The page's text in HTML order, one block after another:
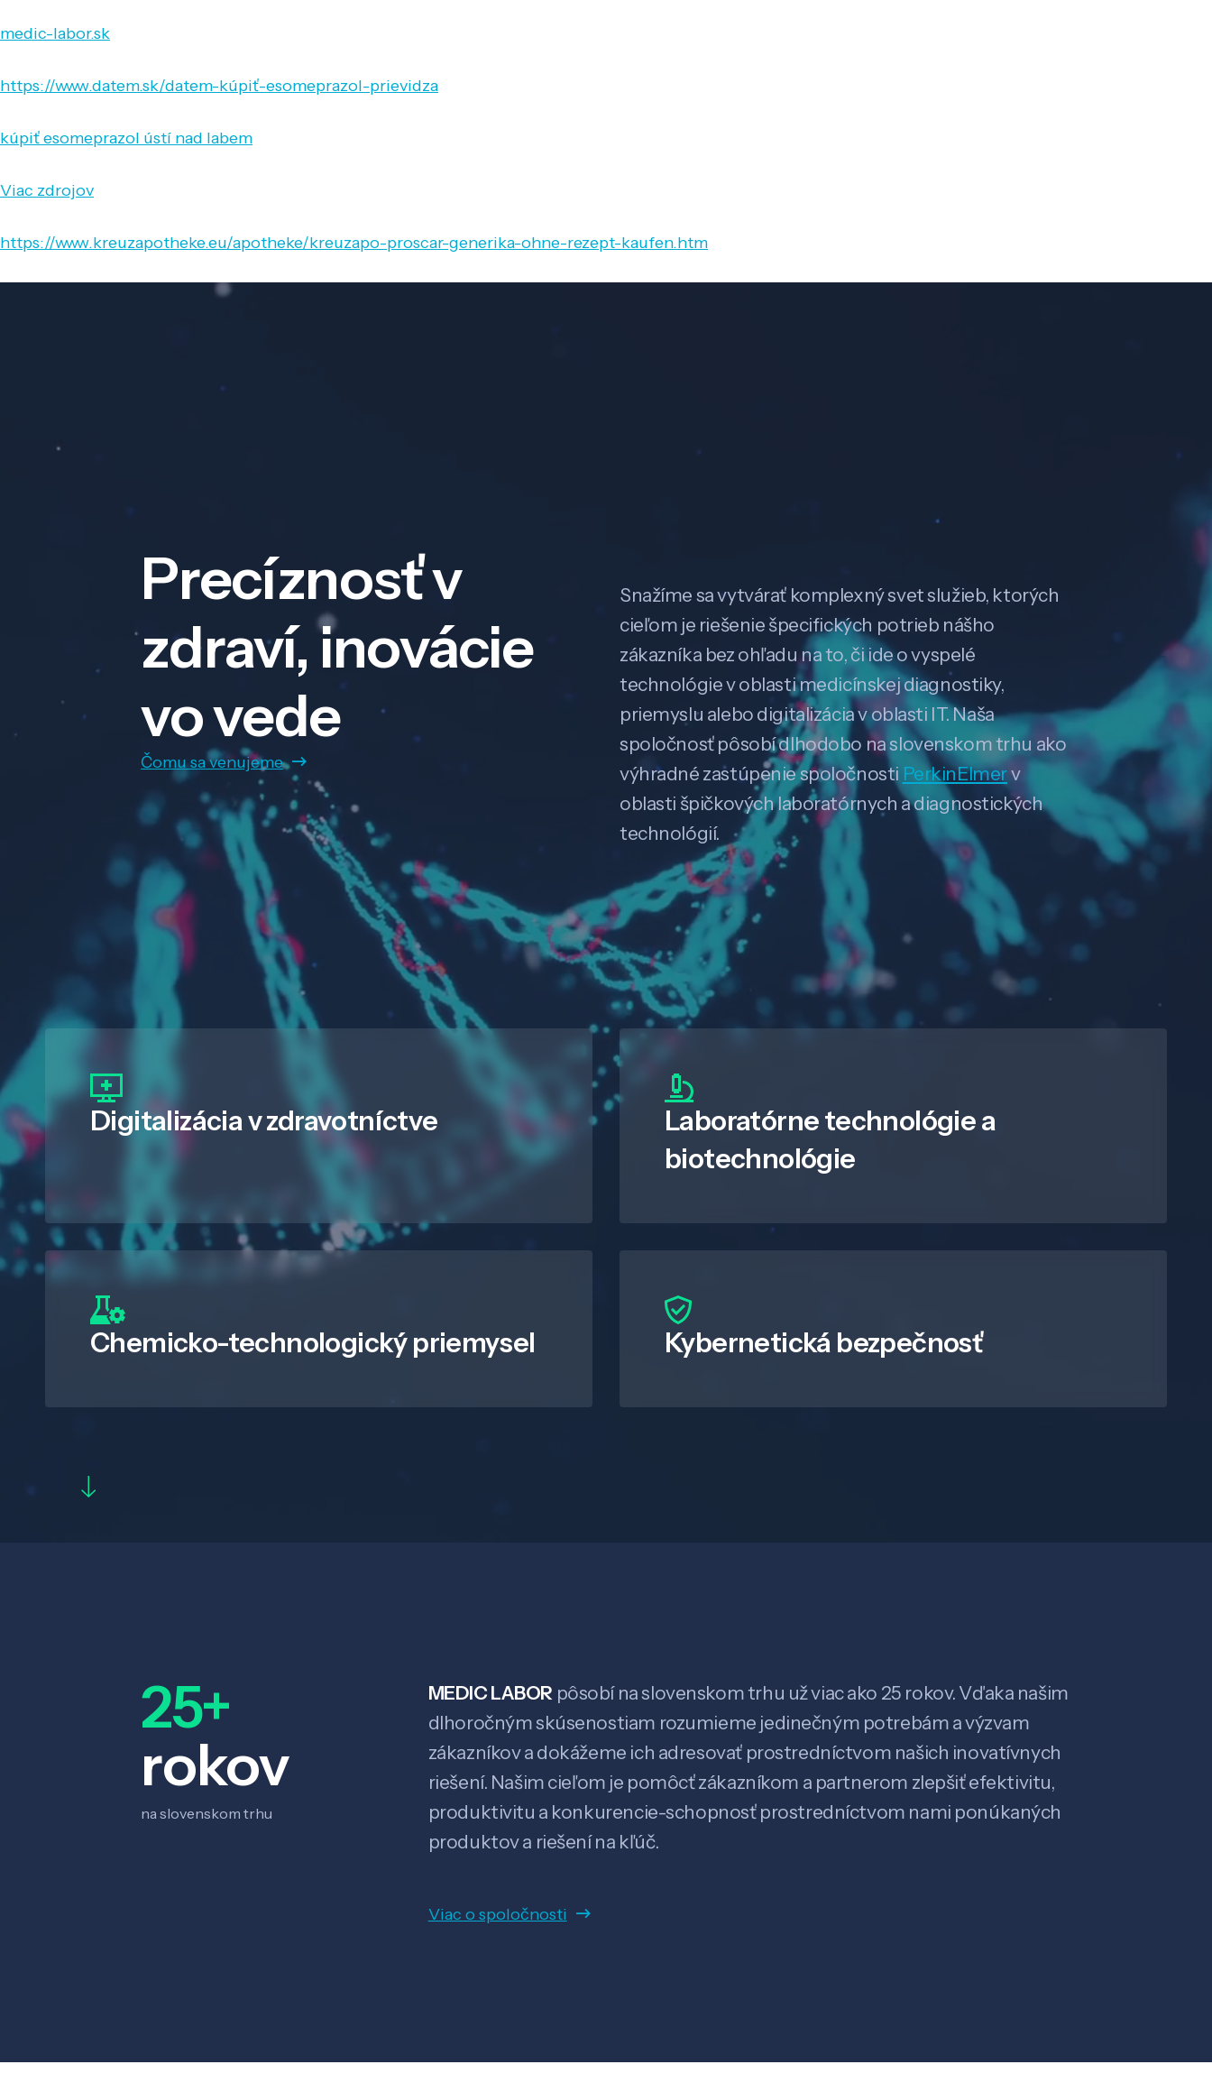
medic-labor.sk
https://www.datem.sk/datem-kúpiť-esomeprazol-prievidza
kúpiť esomeprazol ústí nad labem
Viac zdrojov
https://www.kreuzapotheke.eu/apotheke/kreuzapo-proscar-generika-ohne-rezept-kaufen.htm
Precíznosť v
zdraví, inovácie
vo vede
Čomu sa venujeme
Snažíme sa vytvárať komplexný svet služieb, ktorých
cieľom je riešenie špecifických potrieb nášho
zákazníka bez ohľadu na to, či ide o vyspelé
technológie v oblasti medicínskej diagnostiky,
priemyslu alebo digitalizácia v oblasti IT. Naša
spoločnosť pôsobí dlhodobo na slovenskom trhu ako
výhradné zastúpenie spoločnosti PerkinElmerv
oblasti špičkových laboratórnych a diagnostických
technológií.
Digitalizáciav zdravotníctve
Laboratórne technológie a
biotechnológie
Chemicko-technologický priemysel Kybernetická bezpečnosť
25+
rokov
na slovenskom trhu
MEDIC LABOR pôsobí na slovenskom trhu už viac ako 25 rokov. Vďaka našim
dlhoročným skúsenostiam rozumieme jedinečným potrebám a výzvam
zákazníkov a dokážeme ich adresovať prostredníctvom našich inovatívnych
riešení. Našim cieľom je pomôcť zákazníkom a partnerom zlepšiť efektivitu,
produktivitu a konkurencie-schopnosť prostredníctvom nami ponúkaných
produktov a riešení na kľúč.
Viac o spoločnosti